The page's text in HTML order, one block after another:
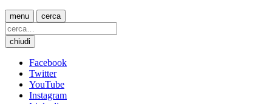
menu cerca
chiudi
Facebook
Twitter
YouTube
Instagram